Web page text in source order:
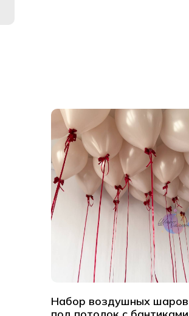
Набор воздушных шаров